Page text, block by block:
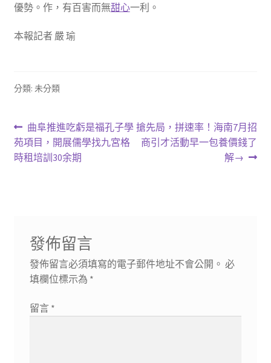
優勢。作，有百害而無甜心一利。
本報記者 嚴 瑜
分類: 未分類
文
章
上
一
篇
曲阜推進吃虧是福孔子學
苑項目，開展儒學找九宮格
時租培訓30余期
下
一
搶先局，拼速率！海南7月招
商引才活動早一包養價錢了
解→
發佈留言
發佈留言必須填寫的電子郵件地址不會公開。 必
填欄位標示為 *
留言 *